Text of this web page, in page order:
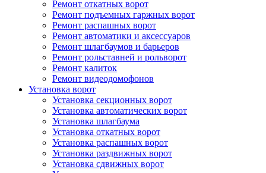
Ремонт откатных ворот
Ремонт подъемных гаржных ворот
Ремонт распашных ворот
Ремонт автоматики и аксессуаров
Ремонт шлагбаумов и барьеров
Ремонт рольставней и рольворот
Ремонт калиток
Ремонт видеодомофонов
Установка ворот
Установка секционных ворот
Установка автоматических ворот
Установка шлагбаума
Установка откатных ворот
Установка распашных ворот
Установка раздвижных ворот
Установка сдвижных ворот